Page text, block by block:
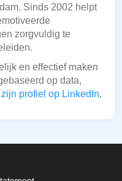
Sinds 2002 helpt
zorgvuldig te
en effectief maken
op data,
profiel op LinkedIn.